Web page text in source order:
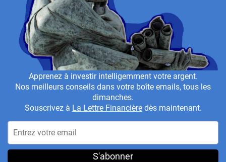
Apprenez à investir intelligemment votre argent.
Nos meilleurs conseils dans votre boîte emails, tous les
dimanches.
Souscrivez à La Lettre Financièredès maintenant.
S'abonner